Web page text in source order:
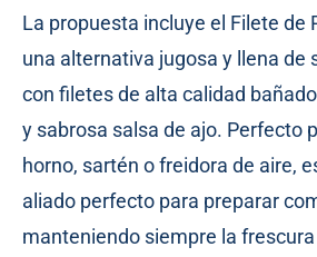
La propuesta incluye el Filete de
una alternativa jugosa y llena de
con filetes de alta calidad
y sabrosa salsa de ajo. Perfecto
horno, sartén o freidora de aire,
aliado perfecto para preparar
manteniendo siempre la